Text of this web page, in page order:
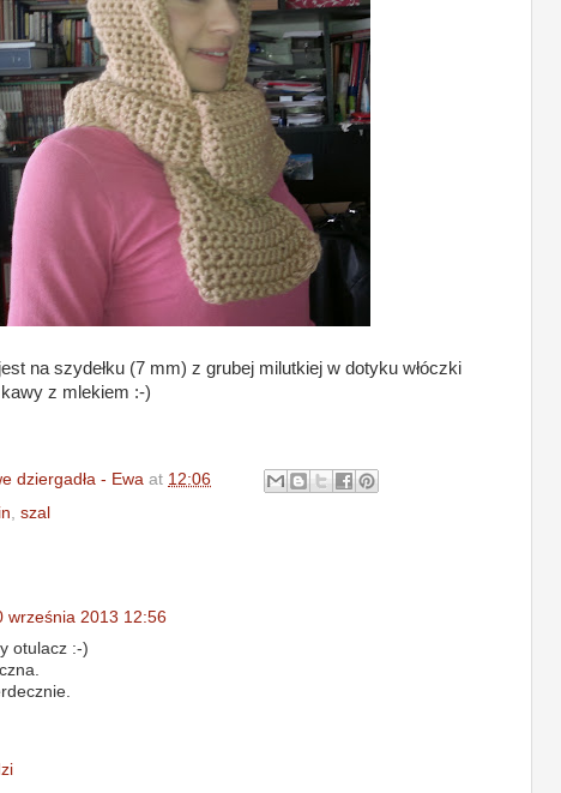
na szydełku (7 mm) z grubej milutkiej w dotyku włóczki
z mlekiem :-)
dziergadła - Ewa at 12:06
szal
września 2013 12:56
otulacz :-)